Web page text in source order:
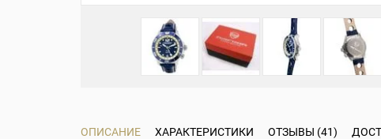
ОПИСАНИЕ ХАРАКТЕРИСТИКИ ОТЗЫВЫ (41)